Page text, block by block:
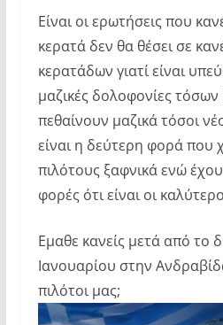
Είναι οι ερωτήσεις που
κερατά δεν θα θέσει σε
κερατάδων γιατί είναι
μαζικές δολοφονίες
πεθαίνουν μαζικά τόσοι
είναι η δεύτερη φορά που
πιλότους ξαφνικά ενώ
φορές ότι είναι οι
Εμαθε κανείς μετά από το
Ιανουαρίου στην
πιλότοι μας;